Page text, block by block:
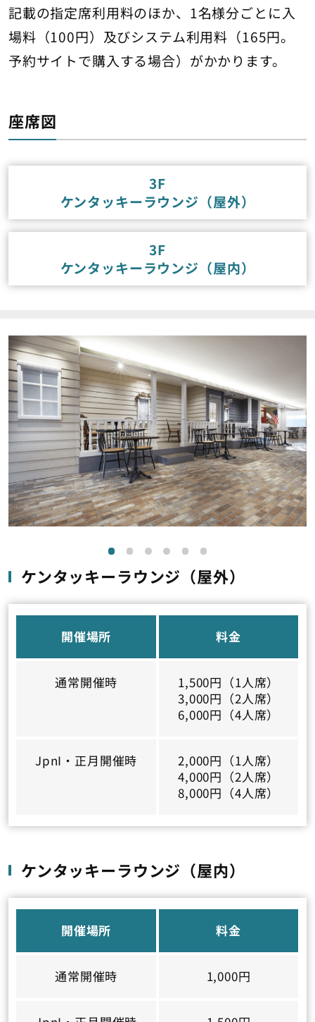
記載の指定席利用料のほか、1名様分ごとに入
場料（100円）及びシステム利用料（165円。
予約サイトで購入する場合）がかかります。
座席図
3F
ケンタッキーラウンジ（屋外）
3F
ケンタッキーラウンジ（屋内）
ケンタッキーラウンジ（屋外）
開催場所 料金
通常開催時
1,500円（1人席）
3,000円（2人席）
6,000円（4人席）
JpnI・正月開催時
2,000円（1人席）
4,000円（2人席）
8,000円（4人席）
ケンタッキーラウンジ（屋内）
開催場所 料金
通常開催時 1,000円